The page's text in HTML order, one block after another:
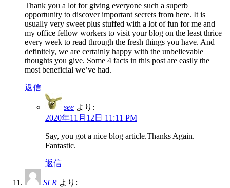
Thank you a lot for giving everyone such a superb
opportunity to discover important secrets from here. It is
usually very sweet plus stuffed with a lot of fun for me and
my office fellow workers to visit your blog on the least thrice
every week to read through the fresh things you have. And
definitely, we are certainly happy with the unbelievable
thoughts you give. Some 4 facts in this post are easily the
most beneficial we’ve had.
返信
see より:
2020年11月12日 11:11 PM
Say, you got a nice blog article.Thanks Again.
Fantastic.
返信
SLR より: